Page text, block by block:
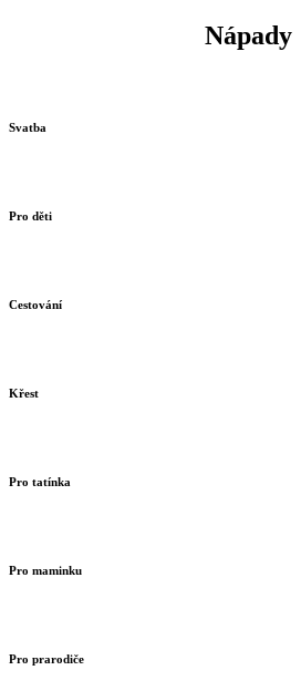
Nápady
Svatba
Pro děti
Cestování
Křest
Pro tatínka
Pro maminku
Pro prarodiče